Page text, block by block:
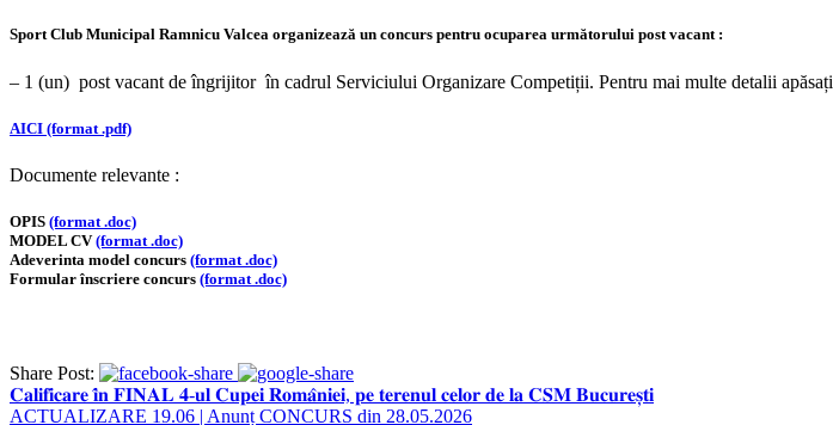
Sport Club Municipal Ramnicu Valcea organizează un concurs pentru ocuparea următorului post vacant :
– 1 (un) post vacant de îngrijitor în cadrul Serviciului Organizare Competiții. Pentru mai multe detalii apăsați
AICI (format .pdf)
Documente relevante :
OPIS (format .doc)
MODEL CV(format .doc)
Adeverinta model concurs (format .doc)
Formular înscriere concurs (format .doc)
Share Post:
𝐂𝐚𝐥𝐢𝐟𝐢𝐜𝐚𝐫𝐞 𝐢̂𝐧 𝐅𝐈𝐍𝐀𝐋 𝟒-𝐮𝐥 𝐂𝐮𝐩𝐞𝐢 𝐑𝐨𝐦𝐚̂𝐧𝐢𝐞𝐢, 𝐩𝐞 𝐭𝐞𝐫𝐞𝐧𝐮𝐥 𝐜𝐞𝐥𝐨𝐫 𝐝𝐞 𝐥𝐚 𝐂𝐒𝐌 𝐁𝐮𝐜𝐮𝐫𝐞𝐬̦𝐭𝐢
ACTUALIZARE 19.06 | Anunț CONCURS din 28.05.2026